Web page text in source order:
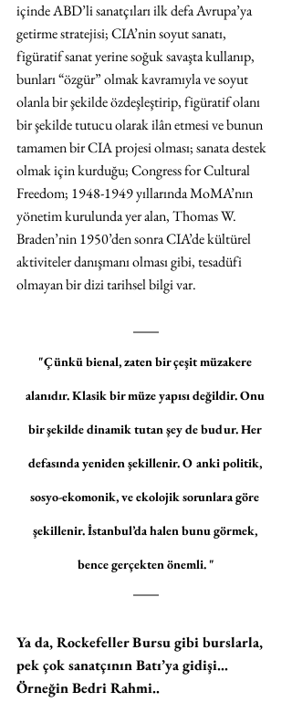
içinde ABD’li sanatçıları ilk defa Avrupa’ya
getirme stratejisi; CIA’nin soyut sanatı,
figüratif sanat yerine soğuk savaşta kullanıp,
bunları “özgür” olmak kavramıyla ve soyut
olanla bir şekilde özdeşleştirip, figüratif olanı
bir şekilde tutucu olarak ilân etmesi ve bunun
tamamen bir CIA projesi olması; sanata destek
olmak için kurduğu; Congress for Cultural
Freedom; 1948-1949 yıllarında MoMA’nın
yönetim kurulunda yer alan, Thomas W.
Braden’nin 1950’den sonra CIA’de kültürel
aktiviteler danışmanı olması gibi, tesadüfi
olmayan bir dizi tarihsel bilgi var.
"Çünkü bienal, zaten bir çeşit müzakere
alanıdır. Klasik bir müze yapısı değildir. Onu
bir şekilde dinamik tutan şey de budur. Her
defasında yeniden şekillenir. O anki politik,
sosyo-ekomonik, ve ekolojik sorunlara göre
şekillenir. İstanbul’da halen bunu görmek,
bence gerçekten önemli. "
Ya da, Rockefeller Bursu gibi burslarla,
pek çok sanatçının Batı’ya gidişi…
Örneğin Bedri Rahmi..